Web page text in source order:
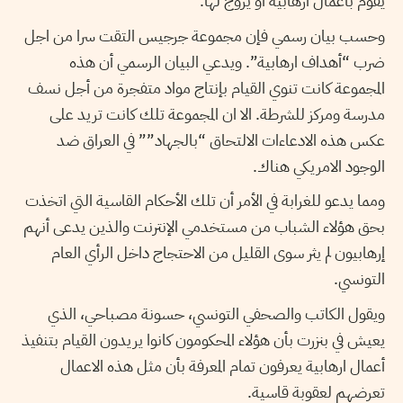
وحسب بيان رسمي فإن مجموعة جرجيس التقت سرا من اجل
ضرب “أهداف ارهابية”. ويدعي البيان الرسمي أن هذه
المجموعة كانت تنوي القيام بإنتاج مواد متفجرة من أجل نسف
مدرسة ومركز للشرطة. الا ان المجموعة تلك كانت تريد على
عكس هذه الادعاءات الالتحاق “بالجهاد”” في العراق ضد
الوجود الامريكي هناك.
ومما يدعو للغرابة في الأمر أن تلك الأحكام القاسية التي اتخذت
بحق هؤلاء الشباب من مستخدمي الإنترنت والذين يدعى أنهم
إرهابيون لم يثر سوى القليل من الاحتجاج داخل الرأي العام
التونسي.
ويقول الكاتب والصحفي التونسي، حسونة مصباحي، الذي
يعيش في بنزرت بأن هؤلاء المحكومون كانوا يريدون القيام بتنفيذ
أعمال ارهابية يعرفون تمام المعرفة بأن مثل هذه الاعمال
تعرضهم لعقوبة قاسية.